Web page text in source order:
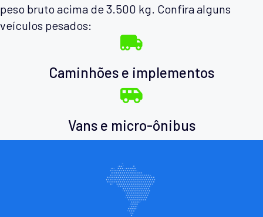
peso bruto acima de 3.500 kg. Confira alguns
veículos pesados:
Caminhões e implementos
Vans e micro-ônibus